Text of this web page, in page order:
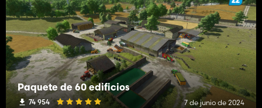
Paquete de 60 edificios
74 954 7 de junio de 2024